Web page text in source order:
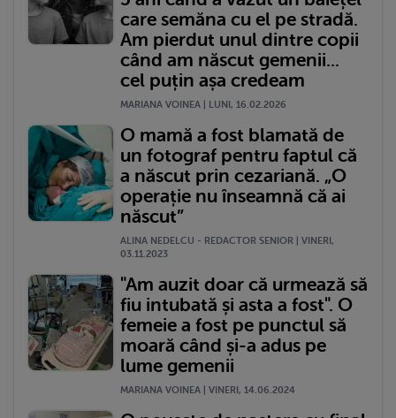
care semăna cu el pe stradă.
Am pierdut unul dintre copii
când am născut gemenii...
cel puțin așa credeam
MARIANA VOINEA | LUNI, 16.02.2026
O mamă a fost blamată de
un fotograf pentru faptul că
a născut prin cezariană. „O
operație nu înseamnă că ai
născut”
ALINA NEDELCU - REDACTOR SENIOR | VINERI,
03.11.2023
"Am auzit doar că urmează să
fiu intubată și asta a fost". O
femeie a fost pe punctul să
moară când și-a adus pe
lume gemenii
MARIANA VOINEA | VINERI, 14.06.2024